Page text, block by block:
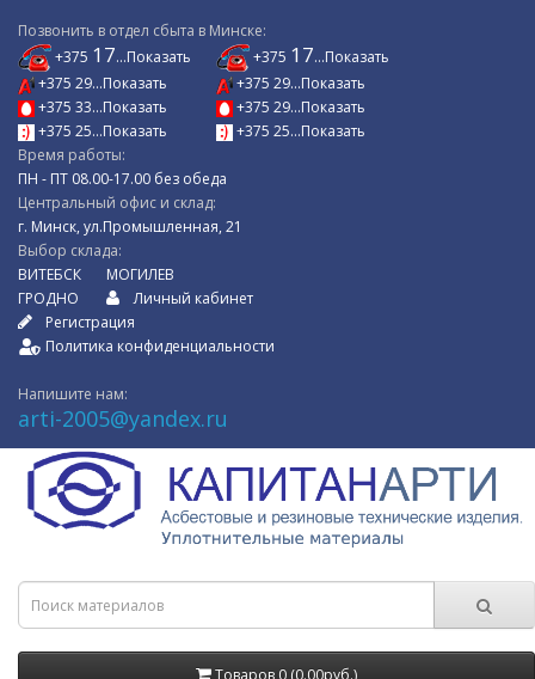
Позвонить в отдел сбыта в Минске:
+375 17...Показать
+375 29...Показать
+375 33...Показать
+375 25...Показать
+375 17...Показать
+375 29...Показать
+375 29...Показать
+375 25...Показать
Время работы:
ПН - ПТ 08.00-17.00 без обеда
Центральный офис и склад:
г. Минск, ул.Промышленная, 21
Выбор склада:
ВИТЕБСК
ГРОДНО
МОГИЛЕВ
Личный кабинет
Регистрация
Политика конфиденциальности
Напишите нам:
arti-2005@yandex.ru